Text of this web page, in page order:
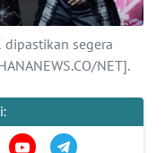
dipastikan segera
NET].